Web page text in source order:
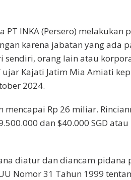
INKA (Persero) melakukan
karena jabatan yang ada
orang lain atau
Kajati Jatim Mia Amiati
2024.
Rp 26 miliar.
dan $40.000 SGD atau
diatur dan diancam pidana
Nomor 31 Tahun 1999